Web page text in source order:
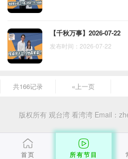
【千秋万事】2026-07-22
发布时间：2026-07-22
共166记录 «上一页
版权所有 观台湾 看湾湾 Email：
首页 所有节目